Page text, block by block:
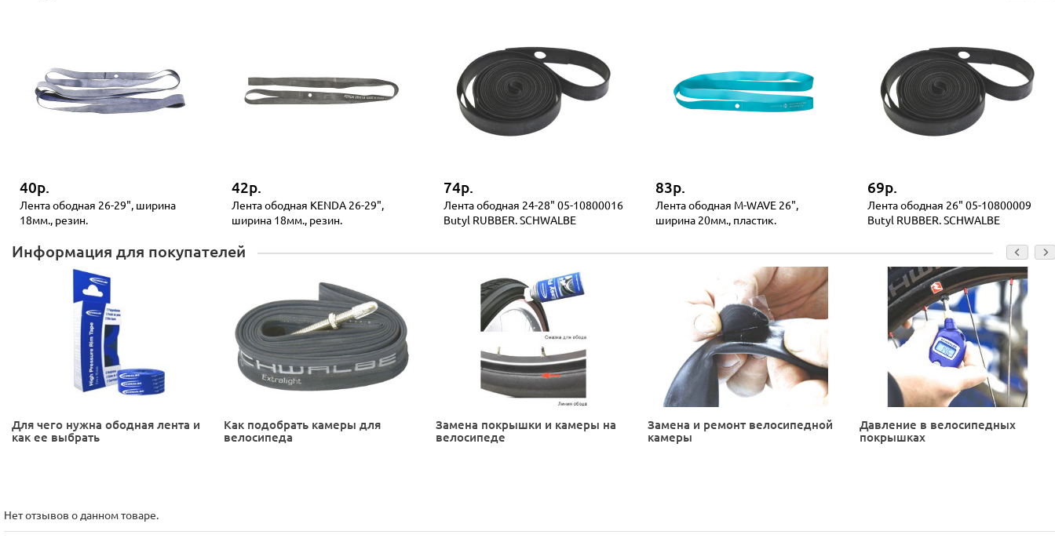
40р.
Лента ободная 26-29", ширина
18мм., резин.
42р.
Лента ободная KENDA 26-29",
ширина 18мм., резин.
74р.
Лента ободная 24-28" 05-10800016
Butyl RUBBER. SCHWALBE
83р.
Лента ободная M-WAVE 26",
ширина 20мм., пластик.
69р.
Лента ободная 26" 05-10800009
Butyl RUBBER. SCHWALBE
Информация для покупателей
Для чего нужна ободная лента и
как ее выбрать
Как подобрать камеры для
велосипеда
Замена покрышки и камеры на
велосипеде
Замена и ремонт велосипедной
камеры
Давление в велосипедных
покрышках
Нет отзывов о данном товаре.